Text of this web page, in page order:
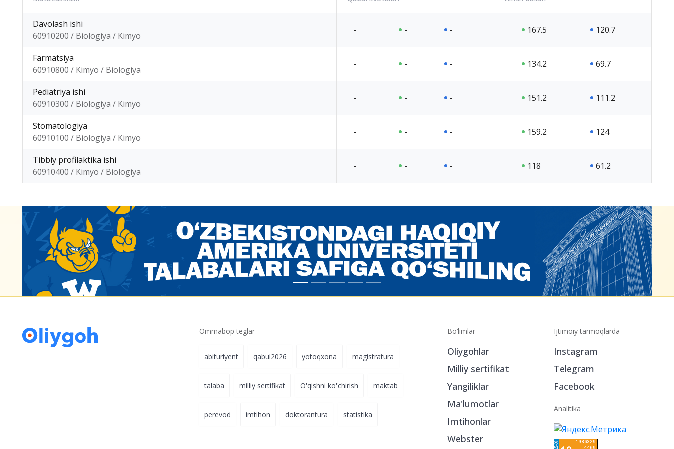
Davolash ishi
60910200 / Biologiya / Kimyo
- - - 167.5 120.7
Farmatsiya
60910800 / Kimyo / Biologiya
- - - 134.2 69.7
Pediatriya ishi
60910300 / Biologiya / Kimyo
- - - 151.2 111.2
Stomatologiya
60910100 / Biologiya / Kimyo
- - - 159.2 124
Tibbiy profilaktika ishi
60910400 / Kimyo / Biologiya
- - - 118 61.2
Ommabop teglar
abituriyent qabul2026 yotoqxona magistratura
talaba milliy sertifikat O'qishni ko'chirish maktab
perevod imtihon doktorantura statistika
Bo‘limlar
Oliygohlar
Milliy sertifikat
Yangiliklar
Ma'lumotlar
Imtihonlar
Webster
Ijtimoiy tarmoqlarda
Instagram
Telegram
Facebook
Analitika